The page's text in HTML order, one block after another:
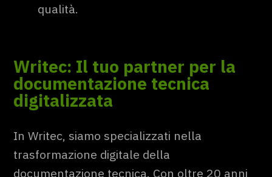
qualità.
Writec: Il tuo partner per la
documentazione tecnica
digitalizzata
In Writec, siamo specializzati nella
trasformazione digitale della
documentazione tecnica. Con oltre 20 anni